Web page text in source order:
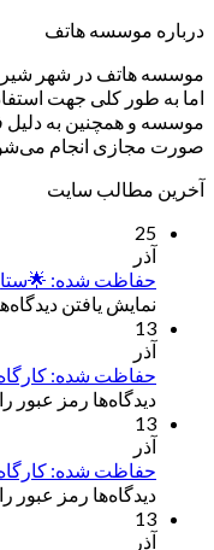
درباره موسسه هاتف
موسسه هاتف در شهر
اما به طور کلی جهت
موسسه و همچنین به دلیل
صورت مجازی انجام
آخرین مطالب سایت
25
آذر
حفاظت شده:
نمایش یافتن
13
آذر
حفاظت شده:
دیدگاه‌ها رمز عبور
13
آذر
حفاظت شده:
دیدگاه‌ها رمز عبور
13
آذر